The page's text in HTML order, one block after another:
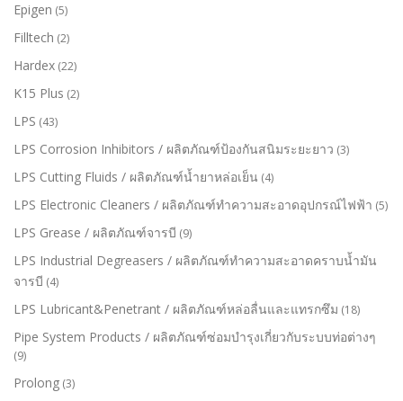
Epigen (5)
Filltech (2)
Hardex (22)
K15 Plus (2)
LPS (43)
LPS Corrosion Inhibitors / ผลิตภัณฑ์ป้องกันสนิมระยะยาว (3)
LPS Cutting Fluids / ผลิตภัณฑ์น้ำยาหล่อเย็น (4)
LPS Electronic Cleaners / ผลิตภัณฑ์ทำความสะอาดอุปกรณ์ไฟฟ้า (5)
LPS Grease / ผลิตภัณฑ์จารบี (9)
LPS Industrial Degreasers / ผลิตภัณฑ์ทำความสะอาดคราบน้ำมัน
จารบี (4)
LPS Lubricant&Penetrant / ผลิตภัณฑ์หล่อลื่นและแทรกซึม (18)
Pipe System Products / ผลิตภัณฑ์ซ่อมบำรุงเกี่ยวกับระบบท่อต่างๆ
(9)
Prolong (3)